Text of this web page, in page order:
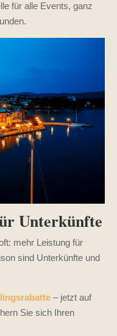
für alle Events, ganz
Unterkünfte
mehr Leistung für
sind Unterkünfte und
– jetzt auf
Sie sich Ihren